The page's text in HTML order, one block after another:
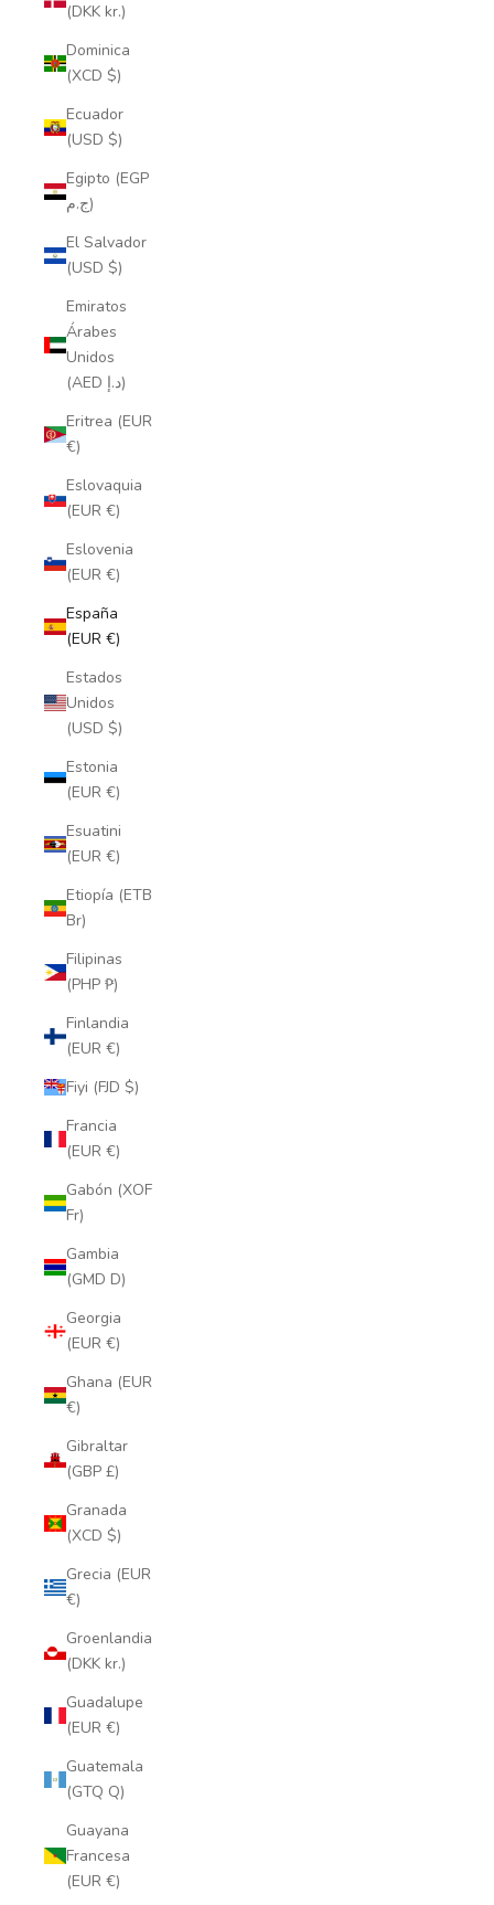
(DKK kr.)
Dominica
(XCD $)
Ecuador
(USD $)
Egipto (EGP
ج.م)
El Salvador
(USD $)
Emiratos
Árabes
Unidos
(AED د.إ)
Eritrea (EUR
€)
Eslovaquia
(EUR €)
Eslovenia
(EUR €)
España
(EUR €)
Estados
Unidos
(USD $)
Estonia
(EUR €)
Esuatini
(EUR €)
Etiopía (ETB
Br)
Filipinas
(PHP ₱)
Finlandia
(EUR €)
Fiyi (FJD $)
Francia
(EUR €)
Gabón (XOF
Fr)
Gambia
(GMD D)
Georgia
(EUR €)
Ghana (EUR
€)
Gibraltar
(GBP £)
Granada
(XCD $)
Grecia (EUR
€)
Groenlandia
(DKK kr.)
Guadalupe
(EUR €)
Guatemala
(GTQ Q)
Guayana
Francesa
(EUR €)